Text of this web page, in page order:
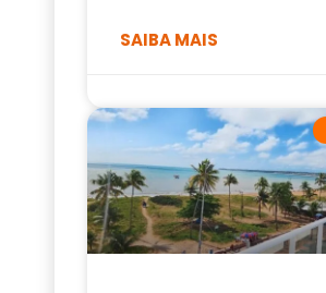
SAIBA MAIS